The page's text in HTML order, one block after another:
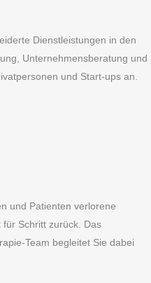
Dienstleistungen in den
Unternehmensberatung und
und Start-ups an.
und Patienten verlorene
Schritt zurück. Das
Team begleitet Sie dabei